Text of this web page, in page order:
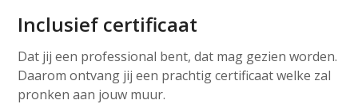
Inclusief certificaat
Dat jij een professional bent, dat mag gezien worden.
Daarom ontvang jij een prachtig certificaat welke zal
pronken aan jouw muur.